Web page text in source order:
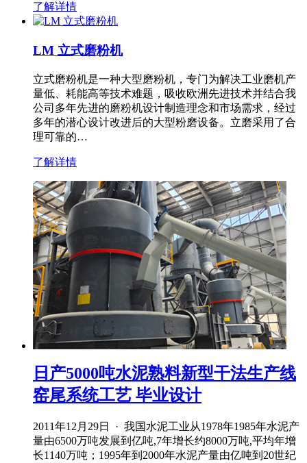
了解详情
LM 立式磨粉机
立式磨粉机是一种大型磨粉机，专门为解决工业磨机产
量低、耗能高等技术难题，吸收欧洲先进技术并结合我
公司多年先进的磨粉机设计制造理念和市场需求，经过
多年的潜心设计改进后的大型粉磨设备。立磨采用了合
理可靠的…
了解详情
日产5000吨水泥熟料新型干法生产线
窑尾系统工艺 毕业设计
2011年12月29日 · 我国水泥工业从1978年1985年水泥产
量由6500万吨发展到亿吨,7年增长约8000万吨,平均年增
长1140万吨；1995年到2000年水泥产量由亿吨到20世纪